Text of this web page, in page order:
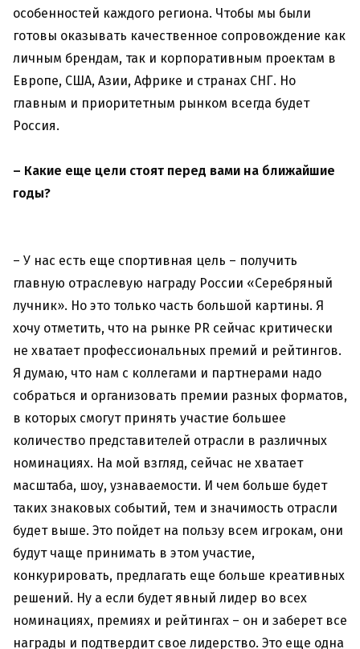
особенностей каждого региона. Чтобы мы были
готовы оказывать качественное сопровождение как
личным брендам, так и корпоративным проектам в
Европе, США, Азии, Африке и странах СНГ. Но
главным и приоритетным рынком всегда будет
Россия.
– Какие еще цели стоят перед вами на ближайшие
годы?
– У нас есть еще спортивная цель – получить
главную отраслевую награду России «Серебряный
лучник». Но это только часть большой картины. Я
хочу отметить, что на рынке PR сейчас критически
не хватает профессиональных премий и рейтингов.
Я думаю, что нам с коллегами и партнерами надо
собраться и организовать премии разных форматов,
в которых смогут принять участие большее
количество представителей отрасли в различных
номинациях. На мой взгляд, сейчас не хватает
масштаба, шоу, узнаваемости. И чем больше будет
таких знаковых событий, тем и значимость отрасли
будет выше. Это пойдет на пользу всем игрокам, они
будут чаще принимать в этом участие,
конкурировать, предлагать еще больше креативных
решений. Ну а если будет явный лидер во всех
номинациях, премиях и рейтингах – он и заберет все
награды и подтвердит свое лидерство. Это еще одна